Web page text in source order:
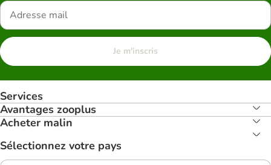
Je m'inscris
Services
Avantages zooplus
Acheter malin
Sélectionnez votre pays